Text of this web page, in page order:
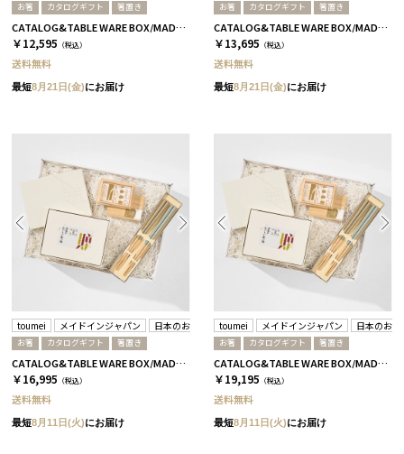
お箸 カタログギフト 箸置き
CATALOG&TABLE WARE BOX/MADE IN JAPAN/浜色&雲色/ C MJ08＋蓮
￥12,595 （税込）
送料無料
最短8月21日(金)にお届け
お箸 カタログギフト 箸置き
CATALOG&TABLE WARE BOX/MADE IN JAPAN/浜色&雲色/ C MJ10＋藍
￥13,695 （税込）
送料無料
最短8月21日(金)にお届け
toumei メイドインジャパン 日本のおいしい食べ物
お箸 カタログギフト 箸置き
CATALOG&TABLE WARE BOX/MADE IN JAPAN/浜色&雲色/ C MJ14＋逢
￥16,995 （税込）
送料無料
最短8月11日(火)にお届け
toumei メイドインジャパン 日本のお
お箸 カタログギフト 箸置き
CATALOG&TABLE WARE BOX/MADE IN JAPAN/浜色&雲色/ C MJ16＋茜
￥19,195 （税込）
送料無料
最短8月11日(火)にお届け